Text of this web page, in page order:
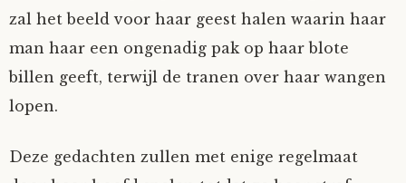
zal het beeld voor haar geest halen waarin haar
man haar een ongenadig pak op haar blote
billen geeft, terwijl de tranen over haar wangen
lopen.
Deze gedachten zullen met enige regelmaat